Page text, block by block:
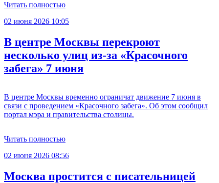
Читать полностью
02 июня 2026 10:05
В центре Москвы перекроют
несколько улиц из-за «Красочного
забега» 7 июня
В центре Москвы временно ограничат движение 7 июня в
связи с проведением «Красочного забега». Об этом сообщил
портал мэра и правительства столицы.
Читать полностью
02 июня 2026 08:56
Москва простится с писательницей